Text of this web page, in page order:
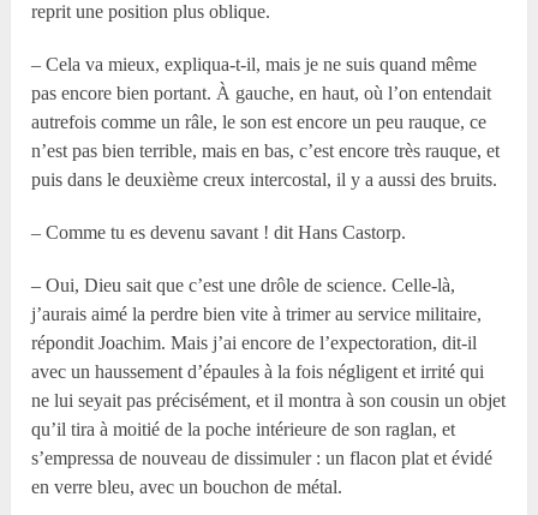
reprit une position plus oblique.
– Cela va mieux, expliqua-t-il, mais je ne suis quand même
pas encore bien portant. À gauche, en haut, où l’on entendait
autrefois comme un râle, le son est encore un peu rauque, ce
n’est pas bien terrible, mais en bas, c’est encore très rauque, et
puis dans le deuxième creux intercostal, il y a aussi des bruits.
– Comme tu es devenu savant ! dit Hans Castorp.
– Oui, Dieu sait que c’est une drôle de science. Celle-là,
j’aurais aimé la perdre bien vite à trimer au service militaire,
répondit Joachim. Mais j’ai encore de l’expectoration, dit-il
avec un haussement d’épaules à la fois négligent et irrité qui
ne lui seyait pas précisément, et il montra à son cousin un objet
qu’il tira à moitié de la poche intérieure de son raglan, et
s’empressa de nouveau de dissimuler : un flacon plat et évidé
en verre bleu, avec un bouchon de métal.